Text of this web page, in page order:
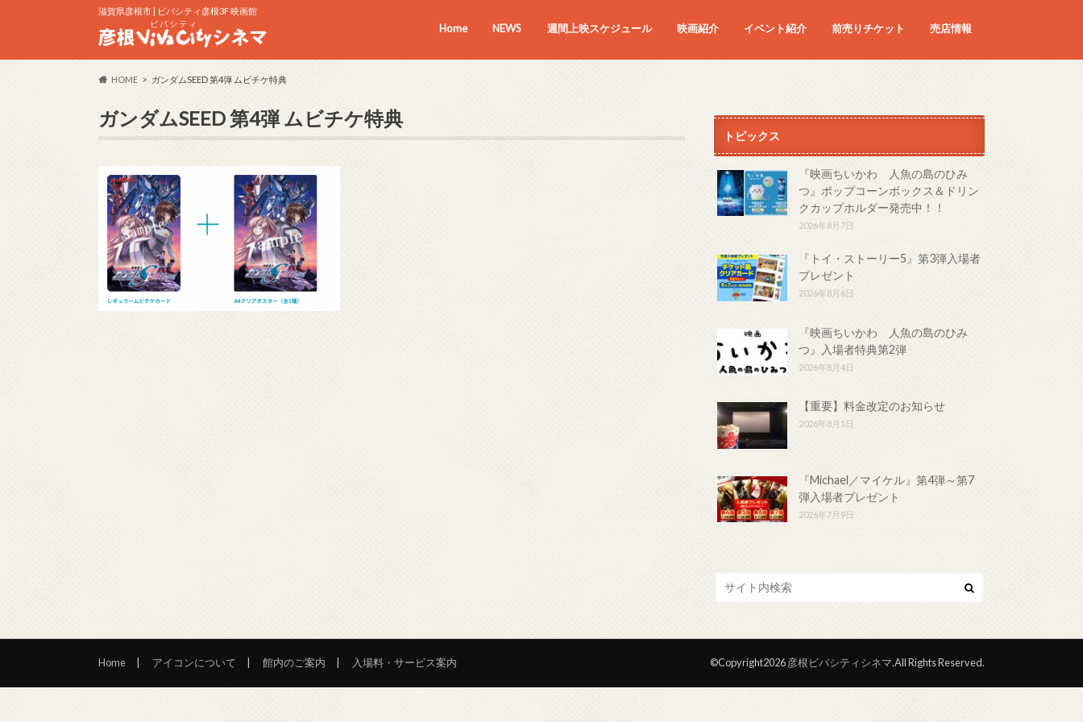
滋賀県彦根市 | ビバシティ彦根3F 映画館
Home NEWS 週間上映スケジュール 映画紹介 イベント紹介 前売りチケット 売店情報
HOME ガンダムSEED 第4弾 ムビチケ特典
ガンダムSEED 第4弾 ムビチケ特典
トピックス
『映画ちいかわ 人魚の島のひみ
つ』ポップコーンボックス＆ドリン
クカップホルダー発売中！！
2026年8月7日
『トイ・ストーリー5』第3弾入場者
プレゼント
2026年8月6日
『映画ちいかわ 人魚の島のひみ
つ』入場者特典第2弾
2026年8月4日
【重要】料金改定のお知らせ
2026年8月1日
『Michael／マイケル』第4弾～第7
弾入場者プレゼント
2026年7月9日
Home アイコンについて 館内のご案内 入場料・サービス案内 ©Copyright2026彦根ビバシティシネマ.All Rights Reserved.